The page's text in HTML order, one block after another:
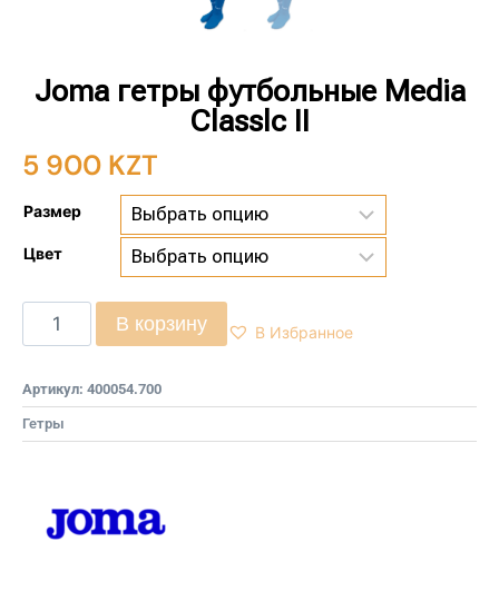
Joma гетры футбольные Media
Classlc II
5 900 KZT
Размер
Цвет
В корзину В Избранное
Артикул: 400054.700
Гетры